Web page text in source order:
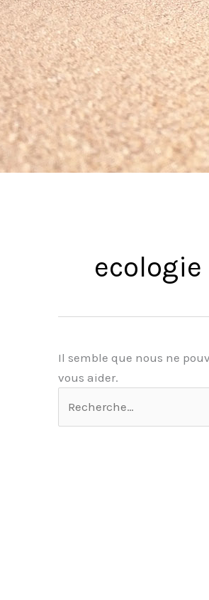
ecologie
Il semble que nous ne
vous aider.